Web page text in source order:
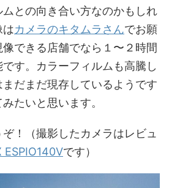
との向き合い方なのかもしれ
はカメラのキタムラさんでお願
できる店舗でなら１〜２時間
す。カラーフィルムも高騰し
だまだ現存しているようです
たいと思います。
！（撮影したカメラはレビュ
ESPIO140Vです）